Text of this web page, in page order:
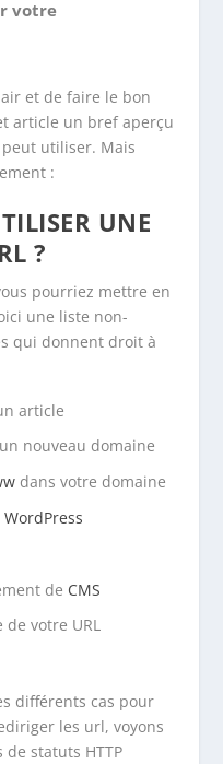
votre
et de faire le bon
article un bref aperçu
peut utiliser. Mais
:
UNE
?
pourriez mettre en
une liste non-
qui donnent droit à
article
nouveau domaine
dans votre domaine
WordPress
de CMS
votre URL
différents cas pour
les url, voyons
statuts HTTP